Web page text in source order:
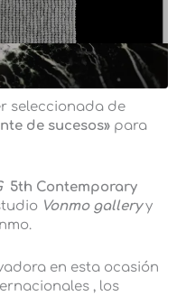
seleccionada de
de sucesos» para
5th Contemporary
Vonmo galleryy
en esta ocasión
, los